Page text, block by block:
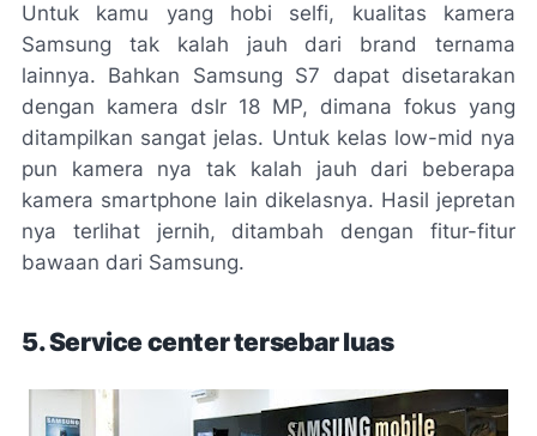
Untuk kamu yang hobi selfi, kualitas kamera
Samsung tak kalah jauh dari brand ternama
lainnya. Bahkan Samsung S7 dapat disetarakan
dengan kamera dslr 18 MP, dimana fokus yang
ditampilkan sangat jelas. Untuk kelas low-mid nya
pun kamera nya tak kalah jauh dari beberapa
kamera smartphone lain dikelasnya. Hasil jepretan
nya terlihat jernih, ditambah dengan fitur-fitur
bawaan dari Samsung.
5. Service center tersebar luas